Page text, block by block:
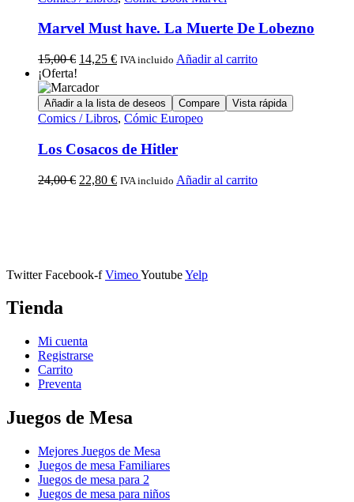
Marvel Must have. La Muerte De Lobezno
15,00€ 14,25 € IVA incluido Añadir al carrito
¡Oferta!
Añadir a la lista de deseos Compare Vista rápida
Comics / Libros, Cómic Europeo
Los Cosacos de Hitler
24,00€ 22,80 € IVA incluido Añadir al carrito
Twitter Facebook-f VimeoYoutubeYelp
Tienda
Mi cuenta
Registrarse
Carrito
Preventa
Juegos de Mesa
Mejores Juegos de Mesa
Juegos de mesa Familiares
Juegos de mesa para 2
Juegos de mesa para niños